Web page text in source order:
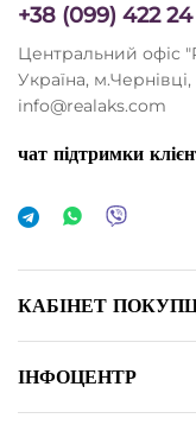
+38 (099) 422 24
Центральний офіс
Україна,
info@realaks.com
чат підтримки
КАБІНЕТ
ІНФОЦЕНТР